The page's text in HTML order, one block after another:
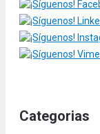
Categorias